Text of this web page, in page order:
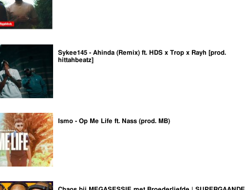
Sykee145 - Ahinda (Remix) ft. HDS x Trop x Rayh [prod.
hittahbeatz]
Ismo - Op Me Life ft. Nass (prod. MB)